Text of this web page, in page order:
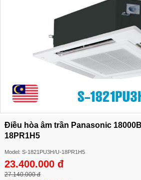
Điều hòa âm trần Panasonic
18PR1H5
Model: S-1821PU3H/U-18PR1H5
23.400.000 đ
27.140.000 đ